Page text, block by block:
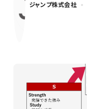
ジャンプ株式会社